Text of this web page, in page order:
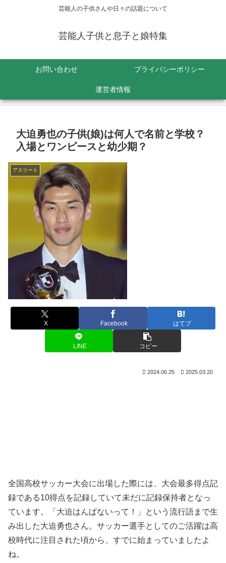
芸能人の子供さんや日々の話題について
芸能人子供と息子と娘特集
お問い合わせ プライバシーポリシー
運営者情報
大迫勇也の子供(娘)は何人で名前と学校？
入場とワンピースと幼少期？
アスリート
X Facebook はてブ
LINE コピー
2024.06.25 2025.03.20
全国高校サッカー大会に出場した際には、大会最多得点記
録である10得点を記録していて未だに記録保持者となっ
ています。「大迫はんぱないって！」という流行語まで生
み出した大迫勇也さん。サッカー選手としてのご活躍は高
校時代に注目された頃から、すでに始まっていましたよ
ね。